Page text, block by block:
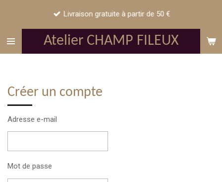
Atelier CHAMP FILEUX
Livraison gratuite à partir de 50 €
Créer un compte
Adresse e-mail
Mot de passe